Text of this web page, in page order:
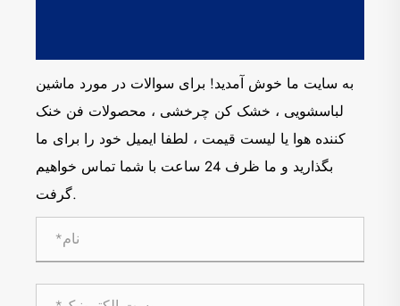
به سایت ما خوش آمدید! برای سوالات در مورد ماشین
لباسشویی ، خشک کن چرخشی ، محصولات فن خنک
کننده هوا یا لیست قیمت ، لطفا ایمیل خود را برای ما
بگذارید و ما ظرف 24 ساعت با شما تماس خواهیم
گرفت.